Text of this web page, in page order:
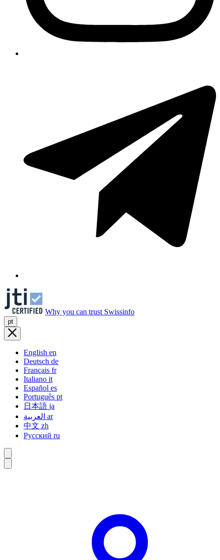
Why you can trust Swissinfo
pt
English en
Deutsch de
Français fr
Italiano it
Español es
Português pt
日本語 ja
ar
中文 zh
Русский ru